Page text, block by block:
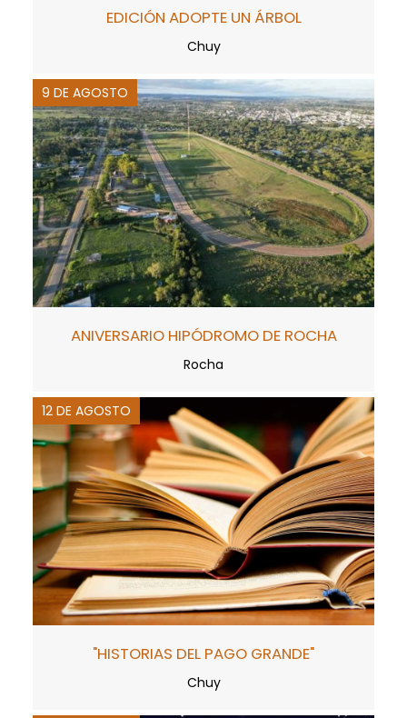
EDICIÓN ADOPTE UN ÁRBOL
Chuy
9 DE AGOSTO
ANIVERSARIO HIPÓDROMO DE ROCHA
Rocha
12 DE AGOSTO
"HISTORIAS DEL PAGO GRANDE"
Chuy